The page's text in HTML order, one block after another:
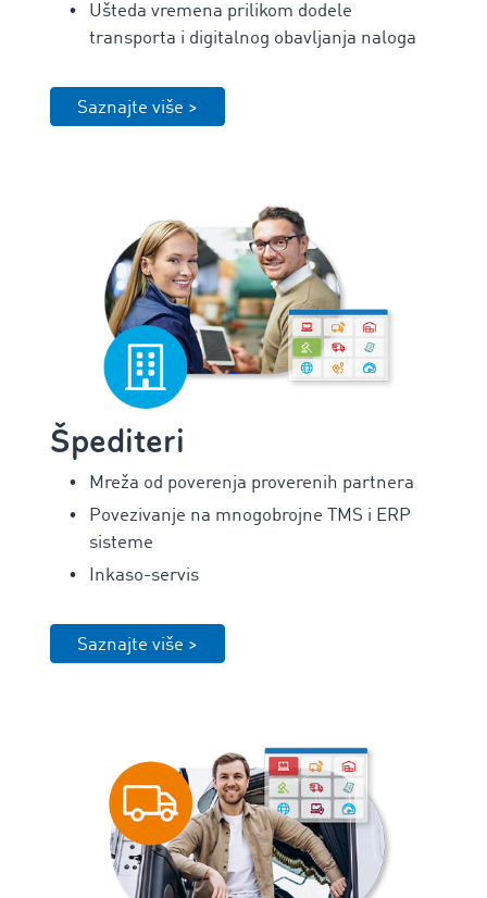
Ušteda vremena prilikom dodele
transporta i digitalnog obavljanja naloga
Saznajte više >
Špediteri
Mreža od poverenja proverenih partnera
Povezivanje na mnogobrojne TMS i ERP
sisteme
Inkaso-servis
Saznajte više >